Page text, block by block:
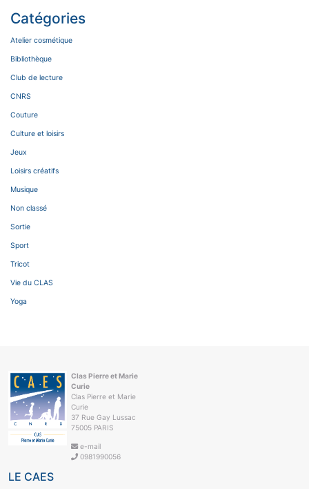
Catégories
Atelier cosmétique
Bibliothèque
Club de lecture
CNRS
Couture
Culture et loisirs
Jeux
Loisirs créatifs
Musique
Non classé
Sortie
Sport
Tricot
Vie du CLAS
Yoga
Clas Pierre et Marie
Curie
Clas Pierre et Marie
Curie
37 Rue Gay Lussac
75005 PARIS
e-mail
0981990056
LE CAES